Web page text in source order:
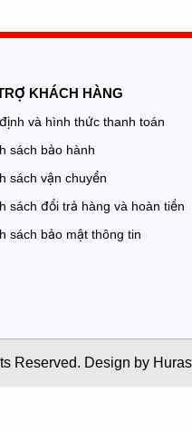
KHÁCH HÀNG
và hình thức thanh toán
sách bảo hành
sách vận chuyển
sách đổi trả hàng và hoàn tiền
sách bảo mật thông tin
Reserved. Design by